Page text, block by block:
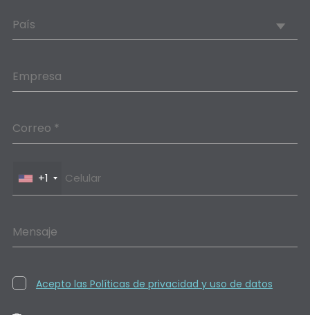
País
Empresa
Correo *
+1
Mensaje
Acepto las Políticas de privacidad y uso de datos